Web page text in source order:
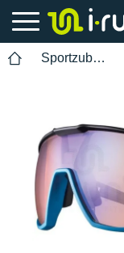
Sportzubehör